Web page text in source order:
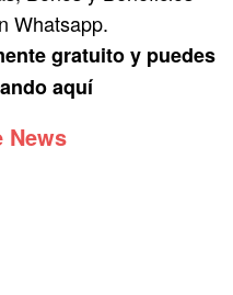
Whatsapp.
gratuito y puedes
aquí